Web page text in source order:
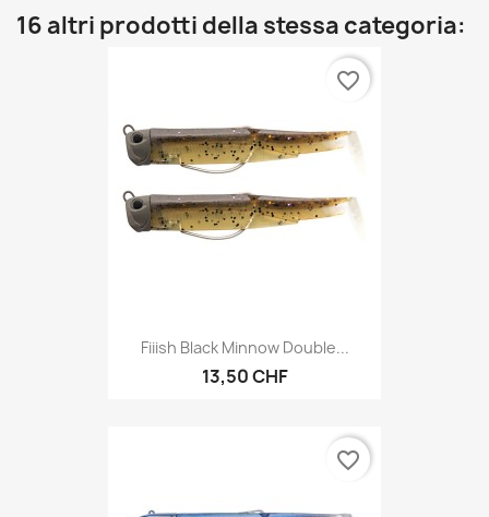
16 altri prodotti della stessa categoria:
Fiiish Black Minnow Double...
13,50 CHF
favorite_border
favorite_border